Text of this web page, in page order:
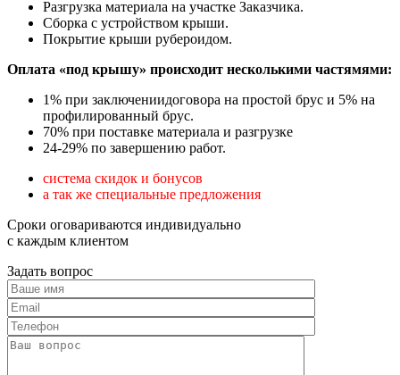
Разгрузка материала на участке Заказчика.
Сборка с устройством крыши.
Покрытие крыши рубероидом.
Оплата «под крышу» происходит несколькими частямями:
1% при заключениидоговора на простой брус и 5% на
профилированный брус.
70% при поставке материала и разгрузке
24-29% по завершению работ.
система скидок и бонусов
а так же специальные предложения
Сроки оговариваются индивидуально
с каждым клиентом
Задать вопрос